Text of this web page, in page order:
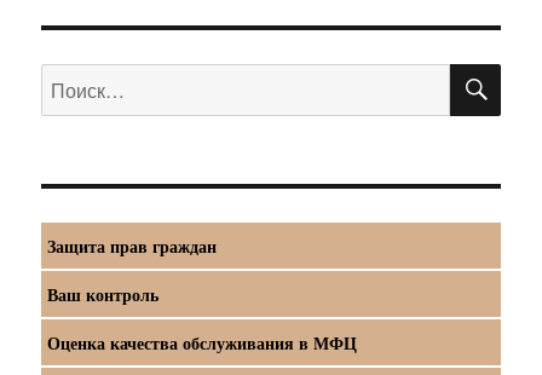
Искать:
Защита прав граждан
Ваш контроль
Оценка качества обслуживания в МФЦ